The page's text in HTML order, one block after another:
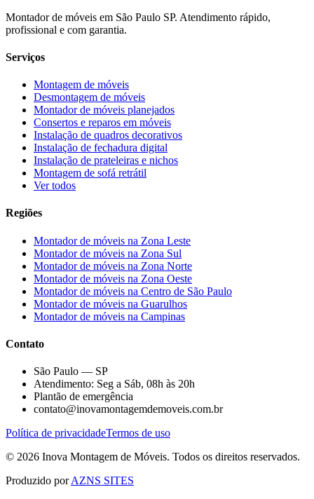
Montador de móveis em São Paulo SP. Atendimento rápido,
profissional e com garantia.
Serviços
Montagem de móveis
Desmontagem de móveis
Montador de móveis planejados
Consertos e reparos em móveis
Instalação de quadros decorativos
Instalação de fechadura digital
Instalação de prateleiras e nichos
Montagem de sofá retrátil
Ver todos
Regiões
Montador de móveis na Zona Leste
Montador de móveis na Zona Sul
Montador de móveis na Zona Norte
Montador de móveis na Zona Oeste
Montador de móveis na Centro de São Paulo
Montador de móveis na Guarulhos
Montador de móveis na Campinas
Contato
São Paulo — SP
Atendimento: Seg a Sáb, 08h às 20h
Plantão de emergência
contato@inovamontagemdemoveis.com.br
Política de privacidadeTermos de uso
© 2026 Inova Montagem de Móveis. Todos os direitos reservados.
Produzido porAZNS SITES